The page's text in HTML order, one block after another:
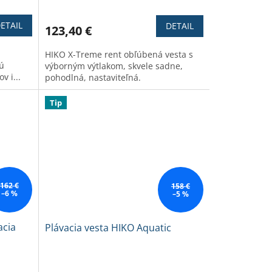
i...
je
z
5
hviezdičiek.
123,40 € DETAIL
HIKO X-Treme rent obľúbená vesta s
výborným výtlakom, skvele sadne,
pohodlná, nastaviteľná.
162 €
–6 %
Tip
158 €
–5 %
Plávacia vesta HIKO Aquatic